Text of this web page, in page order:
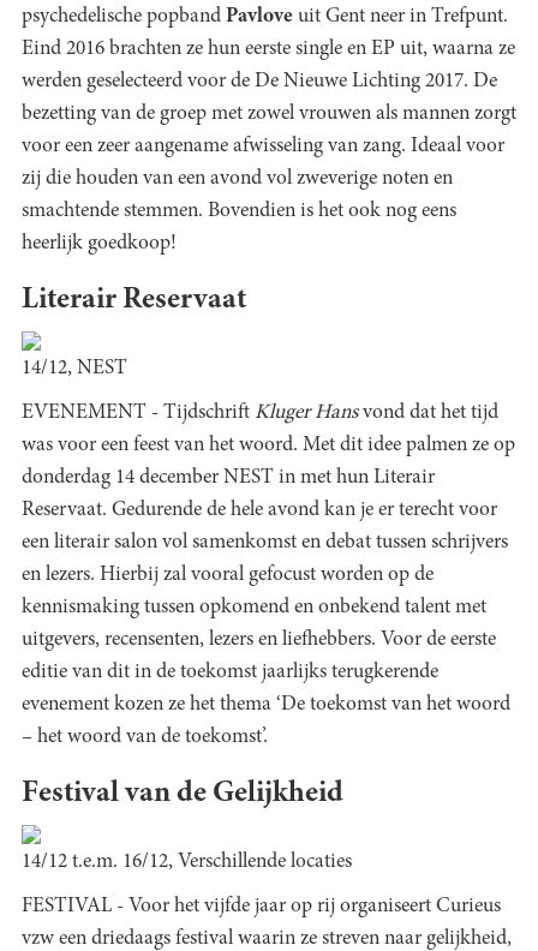
psychedelische popband Pavlove uit Gent neer in Trefpunt.
Eind 2016 brachten ze hun eerste single en EP uit, waarna ze
werden geselecteerd voor de De Nieuwe Lichting 2017. De
bezetting van de groep met zowel vrouwen als mannen zorgt
voor een zeer aangename afwisseling van zang. Ideaal voor
zij die houden van een avond vol zweverige noten en
smachtende stemmen. Bovendien is het ook nog eens
heerlijk goedkoop!
Literair Reservaat
14/12, NEST
EVENEMENT - Tijdschrift Kluger Hansvond dat het tijd
was voor een feest van het woord. Met dit idee palmen ze op
donderdag 14 december NEST in met hun Literair
Reservaat. Gedurende de hele avond kan je er terecht voor
een literair salon vol samenkomst en debat tussen schrijvers
en lezers. Hierbij zal vooral gefocust worden op de
kennismaking tussen opkomend en onbekend talent met
uitgevers, recensenten, lezers en liefhebbers. Voor de eerste
editie van dit in de toekomst jaarlijks terugkerende
evenement kozen ze het thema ‘De toekomst van het woord
– het woord van de toekomst’.
Festival van de Gelijkheid
14/12 t.e.m. 16/12, Verschillende locaties
FESTIVAL - Voor het vijfde jaar op rij organiseert Curieus
vzw een driedaags festival waarin ze streven naar gelijkheid,